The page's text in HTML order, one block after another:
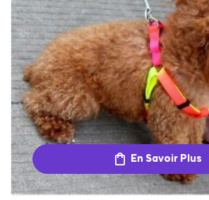
En Savoir Plus